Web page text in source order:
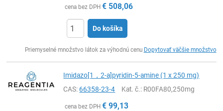
cena bez DPH € 508,06
Do košíka
Priemyselné množstvo látok za výhodnú cenu Dopytovať väčšie množstvo
Imidazo[1，2-a]pyridin-5-amine (1 x 250 mg)
CAS:66358-23-4 Kat. č.: R00FA80,250mg
cena bez DPH € 99,13